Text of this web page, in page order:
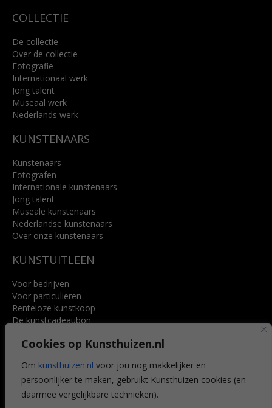
Cookies op Kunsthuizen.nl
Om kunsthuizen.nl voor jou nog makkelijker en
persoonlijker te maken, gebruikt Kunsthuizen cookies (en
daarmee vergelijkbare technieken).
COLLECTIE
De collectie
Over de collectie
Fotografie
Internationaal werk
Jong talent
Museaal werk
Nederlands werk
KUNSTENAARS
Kunstenaars
Fotografen
Internationale kunstenaars
Jong talent
Museale kunstenaars
Nederlandse kunstenaars
Over onze kunstenaars
KUNSTUITLEEN
Voor bedrijven
Voor particulieren
Renteloze kunstkoop
De kunstcadeaubon
Voordelen
Veelgestelde vragen
CONTACT